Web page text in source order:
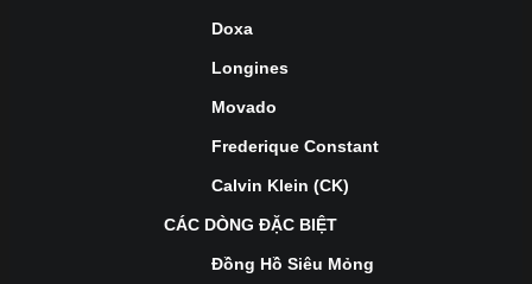
Doxa
Longines
Movado
Frederique Constant
Calvin Klein (CK)
CÁC DÒNG ĐẶC BIỆT
Đồng Hồ Siêu Mỏng